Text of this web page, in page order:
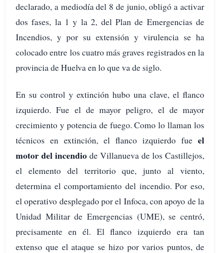
declarado, a mediodía del 8 de junio, obligó a activar
dos fases, la 1 y la 2, del Plan de Emergencias de
Incendios, y por su extensión y virulencia se ha
colocado entre los cuatro más graves registrados en la
provincia de Huelva en lo que va de siglo.
En su control y extinción hubo una clave, el flanco
izquierdo. Fue el de mayor peligro, el de mayor
crecimiento y potencia de fuego. Como lo llaman los
técnicos en extinción, el flanco izquierdo fue el
motor del incendio de Villanueva de los Castillejos,
el elemento del territorio que, junto al viento,
determina el comportamiento del incendio. Por eso,
el operativo desplegado por el Infoca, con apoyo de la
Unidad Militar de Emergencias (UME), se centró,
precisamente en él. El flanco izquierdo era tan
extenso que el ataque se hizo por varios puntos, de